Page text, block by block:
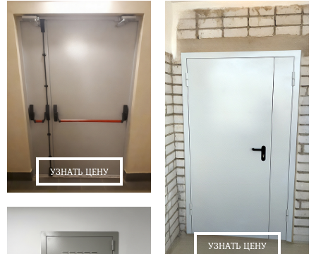
УЗНАТЬ ЦЕНУ
УЗНАТЬ ЦЕНУ